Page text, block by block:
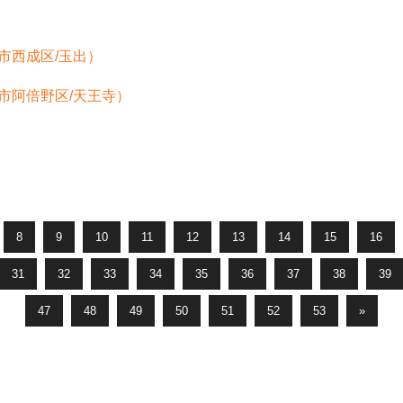
成区/玉出）
倍野区/天王寺）
8 9 10 11 12 13 14 15 16
31 32 33 34 35 36 37 38 39
47 48 49 50 51 52 53 »